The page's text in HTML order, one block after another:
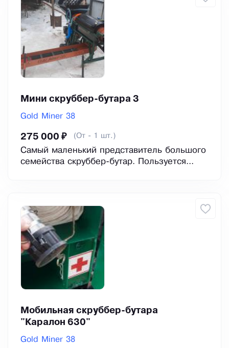
Мини скруббер-бутара 3
Gold Miner 38
275 000 ₽ (От - 1 шт.)
Самый маленький представитель большого
семейства скруббер-бутар. Пользуется...
Мобильная скруббер-бутара
"Каралон 630"
Gold Miner 38